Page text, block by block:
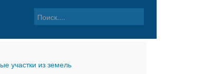
участки из земель